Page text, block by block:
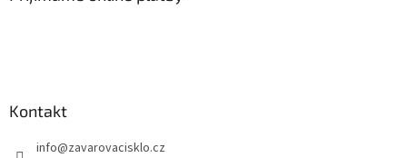
Kontakt
info@zavarovacisklo.cz